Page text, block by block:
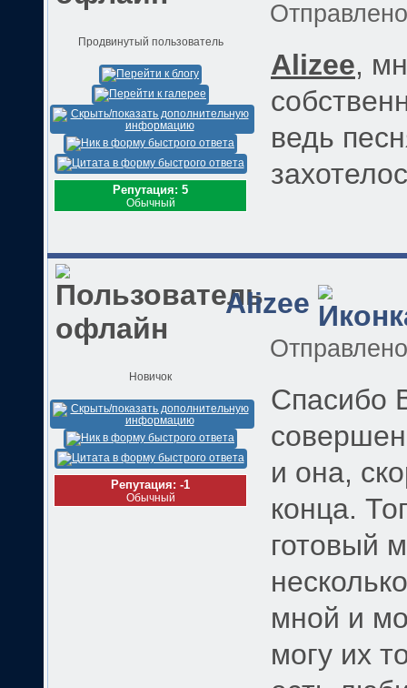
Продвинутый пользователь
Репутация: 5
Обычный
Alizee,
ведь
Alizee
Новичок
Репутация: -1
Обычный
Спасибо
и она,
конца.
готовый
мной и
могу их